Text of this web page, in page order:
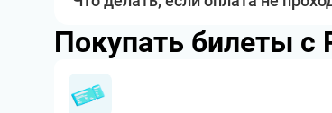
Покупать билеты с